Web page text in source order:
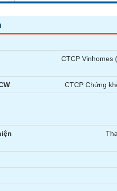
CTCP Vinhomes
: CTCP Chứng